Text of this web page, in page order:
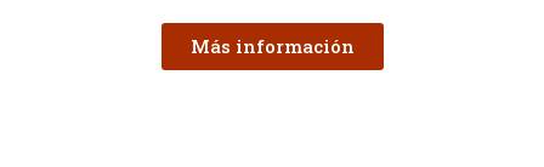
Más información